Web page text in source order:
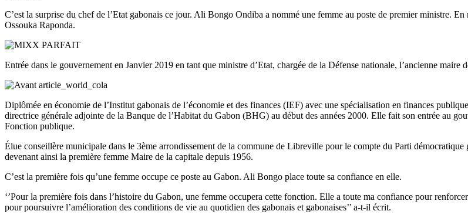
C’est la surprise du chef de l’Etat gabonais ce jour. Ali Bongo Ondiba a nommé une femme au poste de premier ministre.
Ossouka Raponda.
Entrée dans le gouvernement en Janvier 2019 en tant que ministre d’Etat, chargée de la Défense nationale, l’ancienne
Diplômée en économie de l’Institut gabonais de l’économie et des finances (IEF) avec une spécialisation en finances
directrice générale adjointe de la Banque de l’Habitat du Gabon (BHG) au début des années 2000. Elle fait son entrée au
Fonction publique.
Élue conseillère municipale dans le 3ème arrondissement de la commune de Libreville pour le compte du Parti
devenant ainsi la première femme Maire de la capitale depuis 1956.
C’est la première fois qu’une femme occupe ce poste au Gabon. Ali Bongo place toute sa confiance en elle.
‘’Pour la première fois dans l’histoire du Gabon, une femme occupera cette fonction. Elle a toute ma confiance pour
pour poursuivre l’amélioration des conditions de vie au quotidien des gabonais et gabonaises’’ a-t-il écrit.